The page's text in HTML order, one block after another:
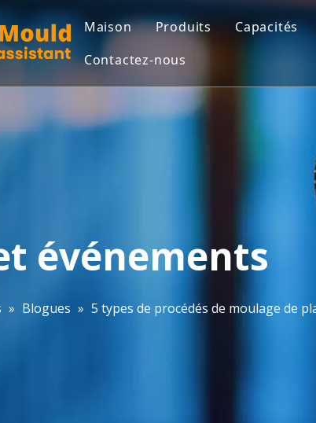
Maison Produits
Moule automobile
Moule de pièces de
Moule de mobilier
Moule de préforme
Moule pour appareils
Moule de soufflage
Capacités
Usinage
Contrôle
Contactez-nous
événements
» Blogues » 5 types de procédés de moulage de